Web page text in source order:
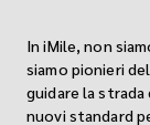
In iMile, non
siamo pionieri
guidare la
nuovi standard